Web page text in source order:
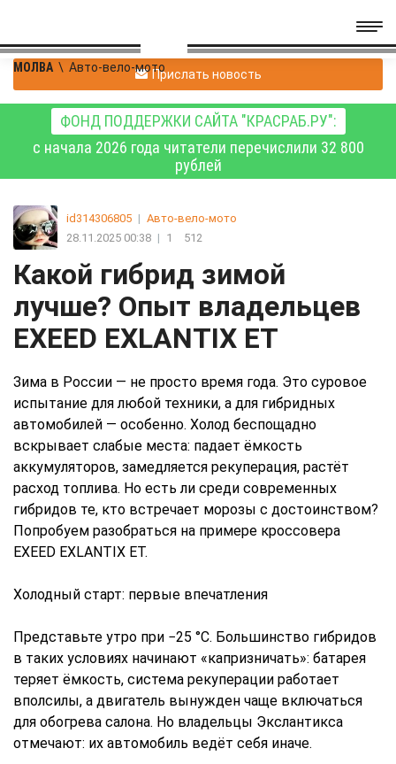
МОЛВА \ Авто-вело-мотоПрислать новость
ФОНД ПОДДЕРЖКИ САЙТА "КРАСРАБ.РУ":
с начала 2026 года читатели перечислили 32 800
рублей
id314306805 | Авто-вело-мото
28.11.2025 00:38 | 1 512
Какой гибрид зимой
лучше? Опыт владельцев
EXEED EXLANTIX ET
Зима в России — не просто время года. Это суровое
испытание для любой техники, а для гибридных
автомобилей — особенно. Холод беспощадно
вскрывает слабые места: падает ёмкость
аккумуляторов, замедляется рекуперация, растёт
расход топлива. Но есть ли среди современных
гибридов те, кто встречает морозы с достоинством?
Попробуем разобраться на примере кроссовера
EXEED EXLANTIX ET.
Холодный старт: первые впечатления
Представьте утро при −25 °C. Большинство гибридов
в таких условиях начинают «капризничать»: батарея
теряет ёмкость, система рекуперации работает
вполсилы, а двигатель вынужден чаще включаться
для обогрева салона. Но владельцы Экслантикса
отмечают: их автомобиль ведёт себя иначе.